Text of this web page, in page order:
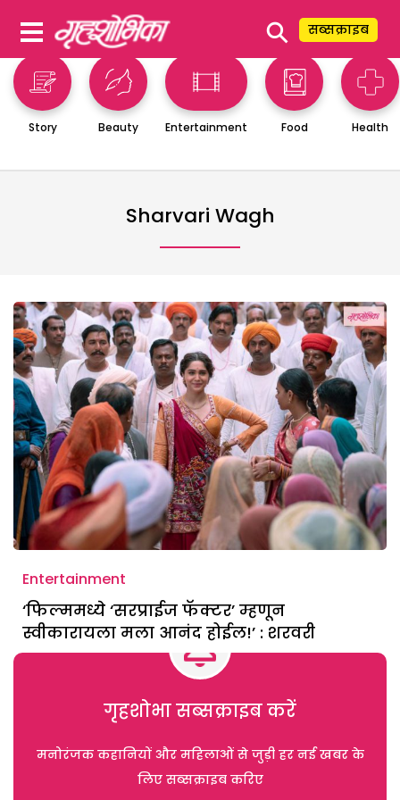
⚲ सब्सक्राइब
Story Beauty Entertainment Food Health
Sharvari Wagh
Entertainment
‘फिल्ममध्ये ‘सरप्राईज फॅक्टर’ म्हणून
स्वीकारायला मला आनंद होईल!’ : शरवरी
गृहशोभा सब्सक्राइब करें
मनोरंजक कहानियों और महिलाओं से जुड़ी हर नई खबर के
लिए सब्सक्राइब करिए